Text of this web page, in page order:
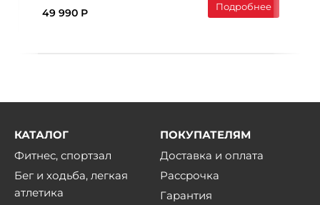
49 990 Р Подробнее
КАТАЛОГ
Фитнес, спортзал
Бег и ходьба, легкая
атлетика
ПОКУПАТЕЛЯМ
Доставка и оплата
Рассрочка
Гарантия